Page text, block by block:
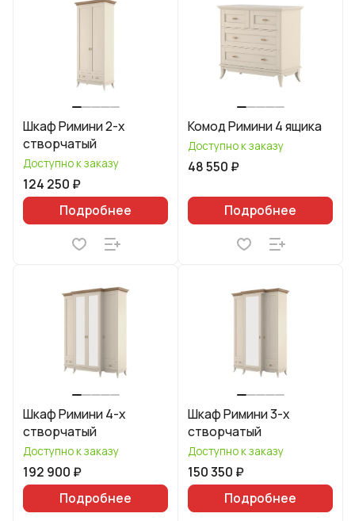
Шкаф Римини 2-х
створчатый
Доступно к заказу
124 250 ₽
Подробнее
Комод Римини 4 ящика
Доступно к заказу
48 550 ₽
Подробнее
Шкаф Римини 4-х
створчатый
Доступно к заказу
192 900 ₽
Подробнее
Шкаф Римини 3-х
створчатый
Доступно к заказу
150 350 ₽
Подробнее